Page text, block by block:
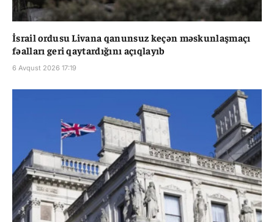
İsrail ordusu Livana qanunsuz keçən məskunlaşmaçı
fəalları geri qaytardığını açıqlayıb
6 Avqust 2026 17:19